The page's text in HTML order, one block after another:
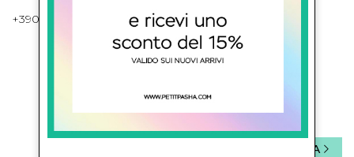
+39081643421 , +390812351280
ISCRIVITI ALLA NEWSLETTER
INVIA